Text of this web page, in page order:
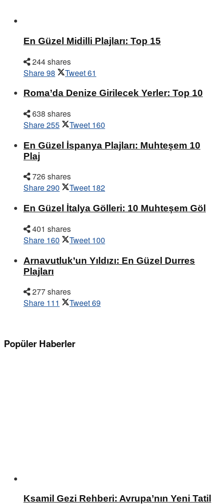
En Güzel Midilli Plajları: Top 15
244 shares
Share98 Tweet61
Roma’da Denize Girilecek Yerler: Top 10
638 shares
Share255 Tweet 160
En Güzel İspanya Plajları: Muhteşem 10
Plaj
726 shares
Share290 Tweet 182
En Güzel İtalya Gölleri: 10 Muhteşem Göl
401 shares
Share 160 Tweet 100
Arnavutluk’un Yıldızı: En Güzel Durres
Plajları
277 shares
Share 111 Tweet69
Popüler Haberler
Ksamil Gezi Rehberi: Avrupa’nın Yeni Tatil